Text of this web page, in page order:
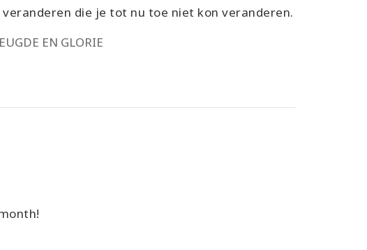
die je tot nu toe niet kon veranderen.
EN GLORIE